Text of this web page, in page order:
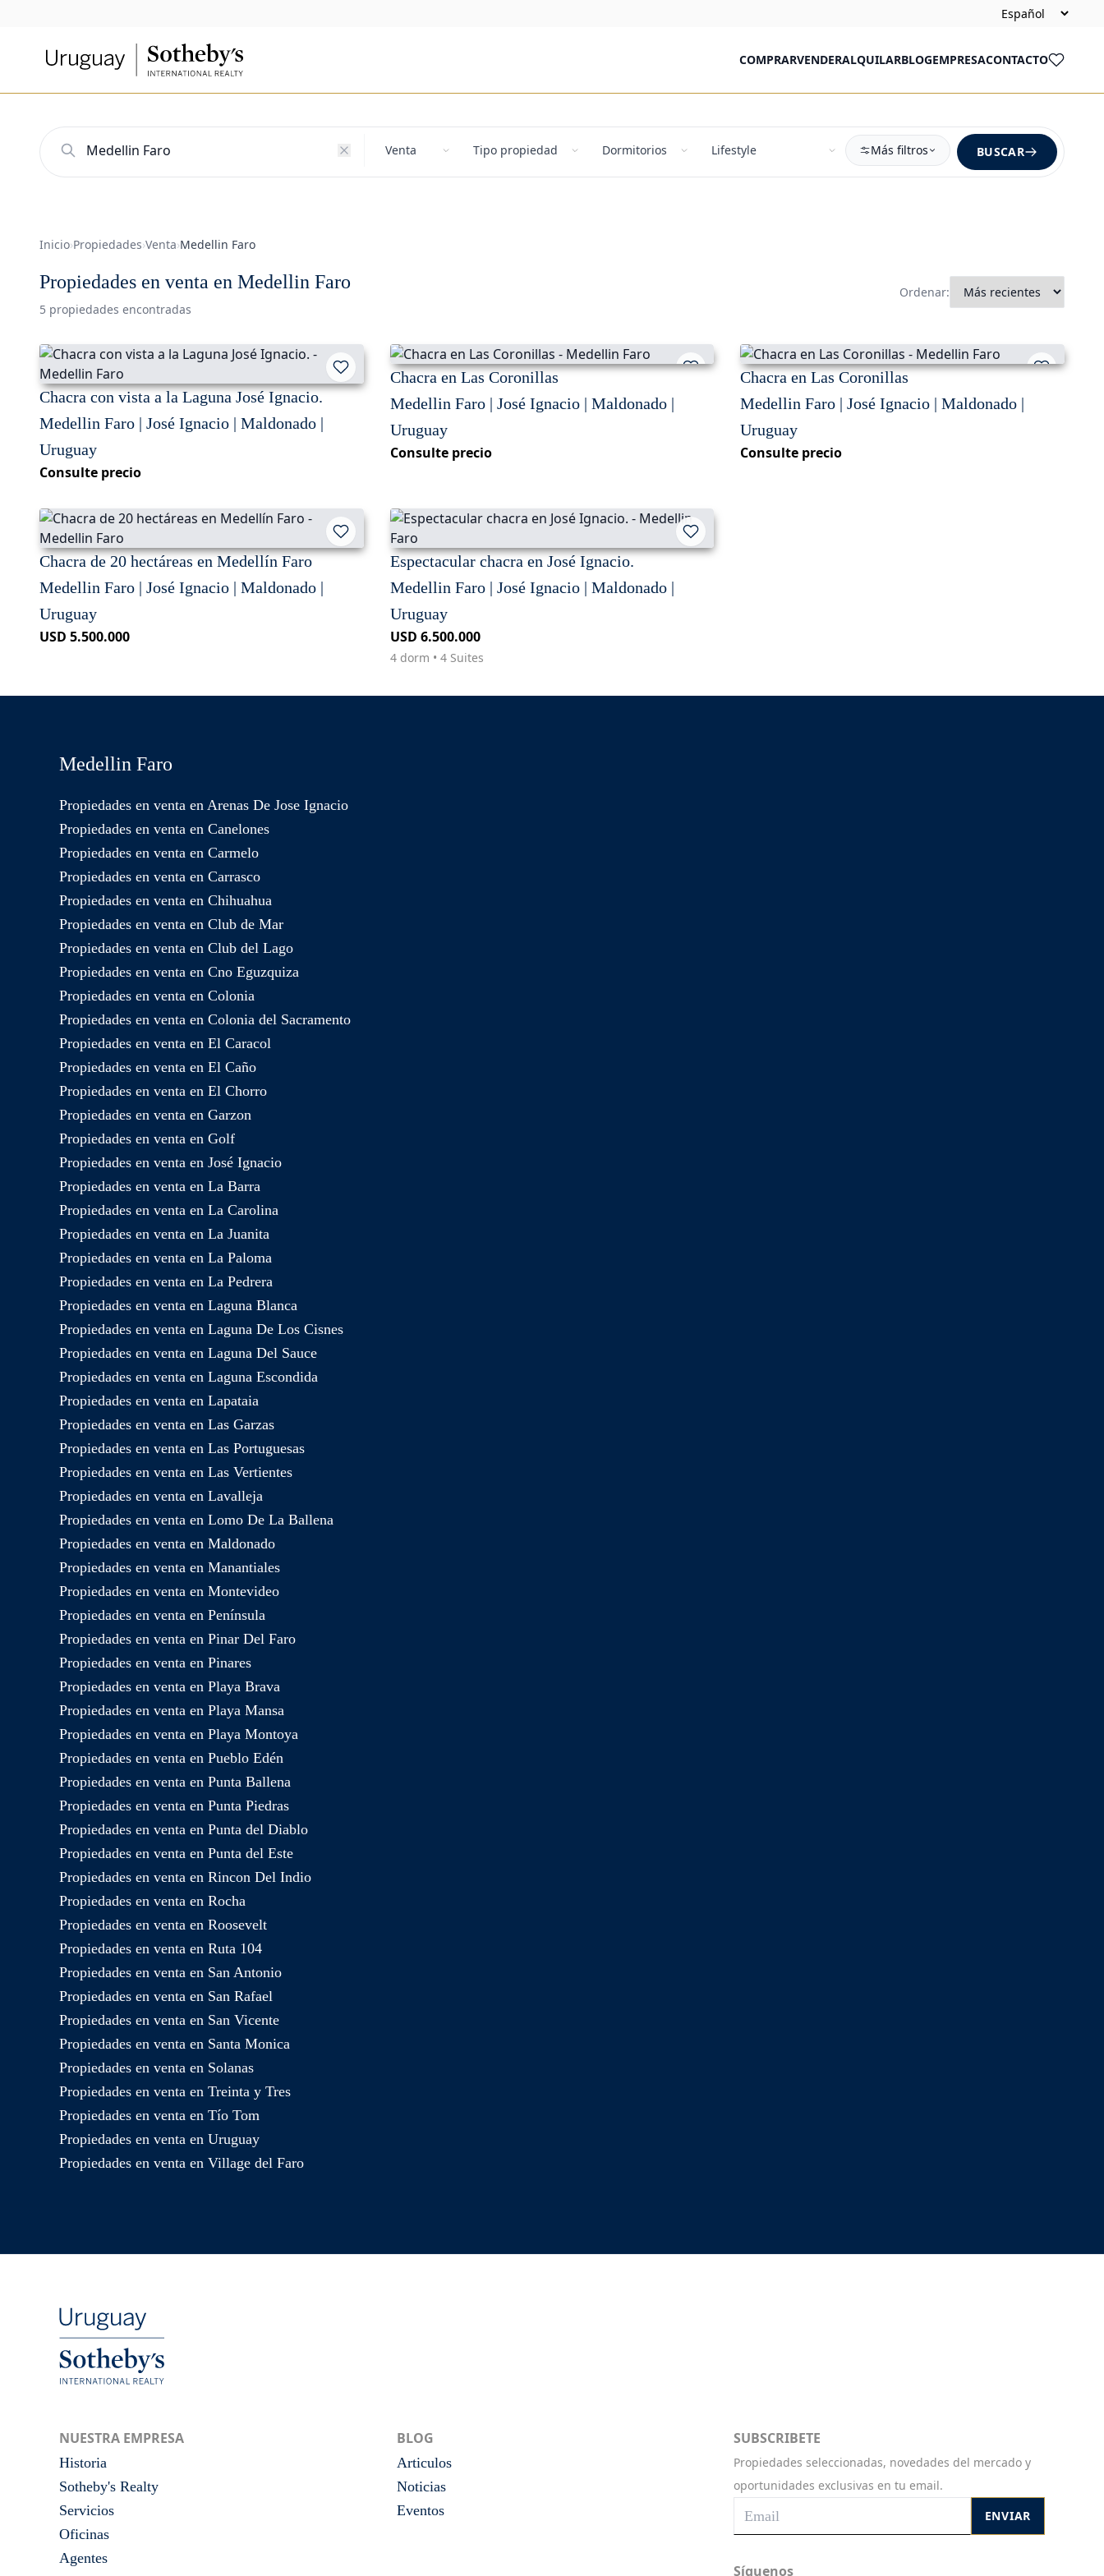
COMPRARVENDERALQUILARBLOGEMPRESACONTACTO
Más filtros BUSCAR
Inicio›Propiedades›Venta›Medellin Faro
Propiedades en venta en Medellin Faro
5 propiedades encontradas
Ordenar:
Chacra con vista a la Laguna José Ignacio.
Medellin Faro | José Ignacio | Maldonado |
Uruguay
Consulte precio
Chacra en Las Coronillas
Medellin Faro | José Ignacio | Maldonado |
Uruguay
Consulte precio
Chacra en Las Coronillas
Medellin Faro | José Ignacio | Maldonado |
Uruguay
Consulte precio
Chacra de 20 hectáreas en Medellín Faro
Medellin Faro | José Ignacio | Maldonado |
Uruguay
USD 5.500.000
Espectacular chacra en José Ignacio.
Medellin Faro | José Ignacio | Maldonado |
Uruguay
USD 6.500.000
4 dorm • 4 Suites
Medellin Faro
Propiedades en venta en Arenas De Jose Ignacio
Propiedades en venta en Canelones
Propiedades en venta en Carmelo
Propiedades en venta en Carrasco
Propiedades en venta en Chihuahua
Propiedades en venta en Club de Mar
Propiedades en venta en Club del Lago
Propiedades en venta en Cno Eguzquiza
Propiedades en venta en Colonia
Propiedades en venta en Colonia del Sacramento
Propiedades en venta en El Caracol
Propiedades en venta en El Caño
Propiedades en venta en El Chorro
Propiedades en venta en Garzon
Propiedades en venta en Golf
Propiedades en venta en José Ignacio
Propiedades en venta en La Barra
Propiedades en venta en La Carolina
Propiedades en venta en La Juanita
Propiedades en venta en La Paloma
Propiedades en venta en La Pedrera
Propiedades en venta en Laguna Blanca
Propiedades en venta en Laguna De Los Cisnes
Propiedades en venta en Laguna Del Sauce
Propiedades en venta en Laguna Escondida
Propiedades en venta en Lapataia
Propiedades en venta en Las Garzas
Propiedades en venta en Las Portuguesas
Propiedades en venta en Las Vertientes
Propiedades en venta en Lavalleja
Propiedades en venta en Lomo De La Ballena
Propiedades en venta en Maldonado
Propiedades en venta en Manantiales
Propiedades en venta en Montevideo
Propiedades en venta en Península
Propiedades en venta en Pinar Del Faro
Propiedades en venta en Pinares
Propiedades en venta en Playa Brava
Propiedades en venta en Playa Mansa
Propiedades en venta en Playa Montoya
Propiedades en venta en Pueblo Edén
Propiedades en venta en Punta Ballena
Propiedades en venta en Punta Piedras
Propiedades en venta en Punta del Diablo
Propiedades en venta en Punta del Este
Propiedades en venta en Rincon Del Indio
Propiedades en venta en Rocha
Propiedades en venta en Roosevelt
Propiedades en venta en Ruta 104
Propiedades en venta en San Antonio
Propiedades en venta en San Rafael
Propiedades en venta en San Vicente
Propiedades en venta en Santa Monica
Propiedades en venta en Solanas
Propiedades en venta en Treinta y Tres
Propiedades en venta en Tío Tom
Propiedades en venta en Uruguay
Propiedades en venta en Village del Faro
NUESTRA EMPRESA
Historia
Sotheby's Realty
Servicios
Oficinas
Agentes
BLOG
Articulos
Noticias
Eventos
SUBSCRIBETE
Propiedades seleccionadas, novedades del mercado y
oportunidades exclusivas en tu email.
ENVIAR
Síguenos